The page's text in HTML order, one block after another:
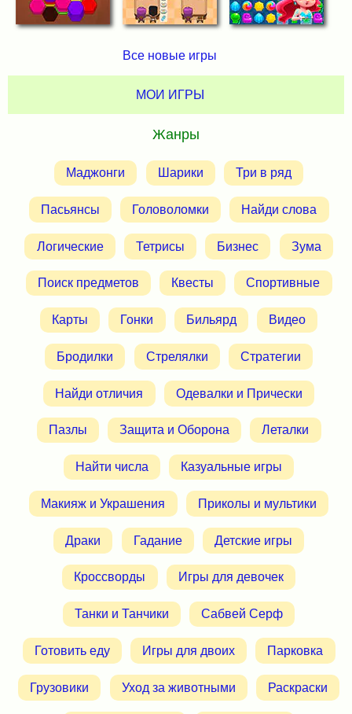
Все новые игры
МОИ ИГРЫ
Жанры
Маджонги Шарики Три в ряд
Пасьянсы Головоломки Найди слова
Логические Тетрисы Бизнес Зума
Поиск предметов Квесты Спортивные
Карты Гонки Бильярд Видео
Бродилки Стрелялки Стратегии
Найди отличия Одевалки и Прически
Пазлы Защита и Оборона Леталки
Найти числа Казуальные игры
Макияж и Украшения Приколы и мультики
Драки Гадание Детские игры
Кроссворды Игры для девочек
Танки и Танчики Сабвей Серф
Готовить еду Игры для двоих Парковка
Грузовики Уход за животными Раскраски